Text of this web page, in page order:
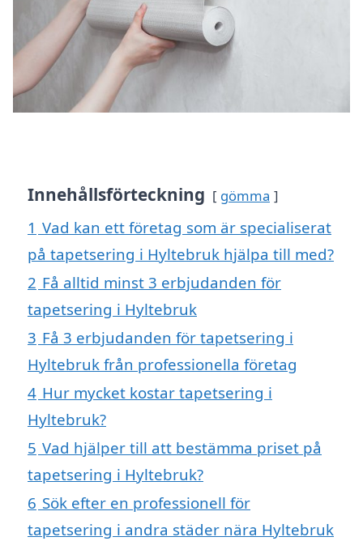
Innehållsförteckning gömma
1 Vad kan ett företag som är specialiserat
på tapetsering i Hyltebruk hjälpa till med?
2 Få alltid minst 3 erbjudanden för
tapetsering i Hyltebruk
3 Få 3 erbjudanden för tapetsering i
Hyltebruk från professionella företag
4 Hur mycket kostar tapetsering i
Hyltebruk?
5 Vad hjälper till att bestämma priset på
tapetsering i Hyltebruk?
6 Sök efter en professionell för
tapetsering i andra städer nära Hyltebruk